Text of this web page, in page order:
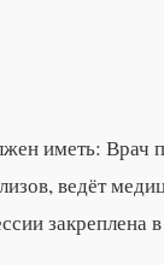
иметь: Врач
ведёт
закреплена